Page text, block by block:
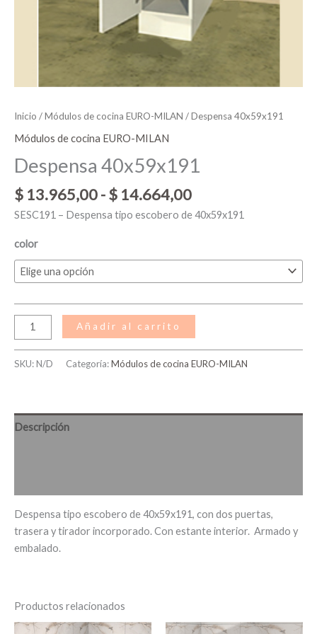
Inicio /Módulos de cocina EURO-MILAN / Despensa 40x59x191
Módulos de cocina EURO-MILAN
Despensa 40x59x191
$ 13.965,00-$ 14.664,00
SESC191 – Despensa tipo escobero de 40x59x191
color
Añadir al carrito
SKU:N/D Categoría:Módulos de cocina EURO-MILAN
Descripción
Despensa tipo escobero de 40x59x191, con dos puertas,
trasera y tirador incorporado. Con estante interior. Armado y
embalado.
Productos relacionados
RangoEste
Rango